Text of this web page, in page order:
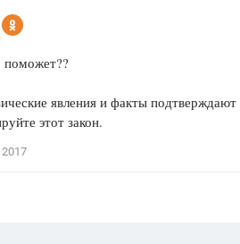
явления и факты подтверждают
этот закон.